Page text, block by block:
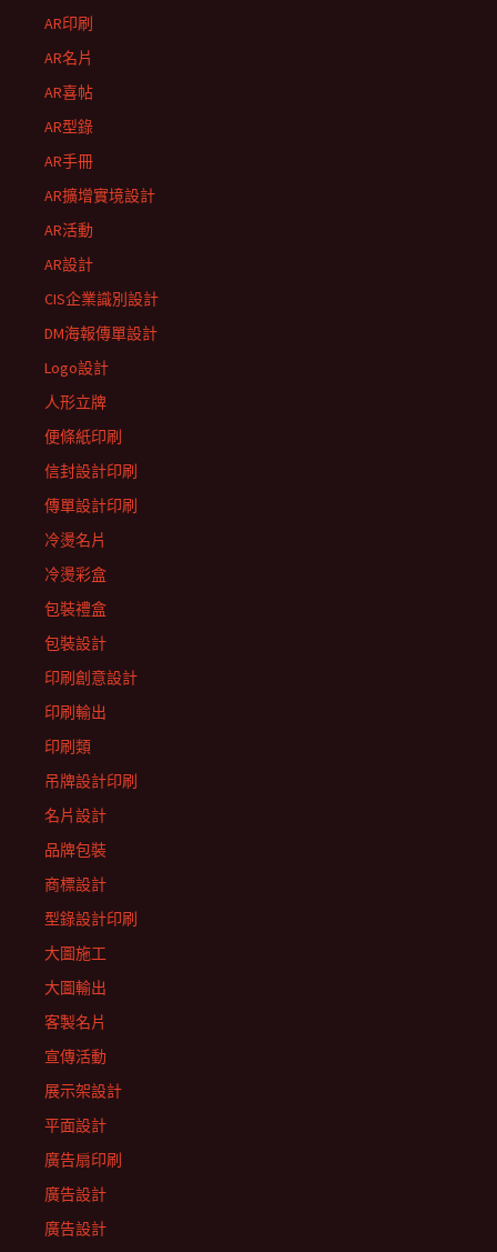
AR印刷
AR名片
AR喜帖
AR型錄
AR手冊
AR擴增實境設計
AR活動
AR設計
CIS企業識別設計
DM海報傳單設計
Logo設計
人形立牌
便條紙印刷
信封設計印刷
傳單設計印刷
冷燙名片
冷燙彩盒
包裝禮盒
包裝設計
印刷創意設計
印刷輸出
印刷類
吊牌設計印刷
名片設計
品牌包裝
商標設計
型錄設計印刷
大圖施工
大圖輸出
客製名片
宣傳活動
展示架設計
平面設計
廣告扇印刷
廣告設計
廣告設計